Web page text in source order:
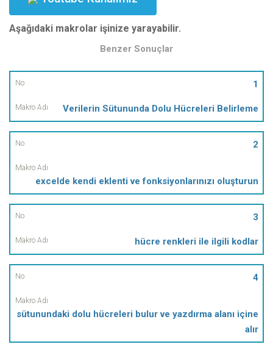
Aşağıdaki makrolar işinize yarayabilir.
Benzer Sonuçlar
No
Makro
Adı
1
Verilerin Sütununda Dolu Hücreleri Belirleme
2
excelde kendi eklenti ve fonksiyonlarınızı oluşturun
3
hücre renkleri ile ilgili kodlar
4
sütunundaki dolu hücreleri bulur ve yazdırma alanı içine
alır